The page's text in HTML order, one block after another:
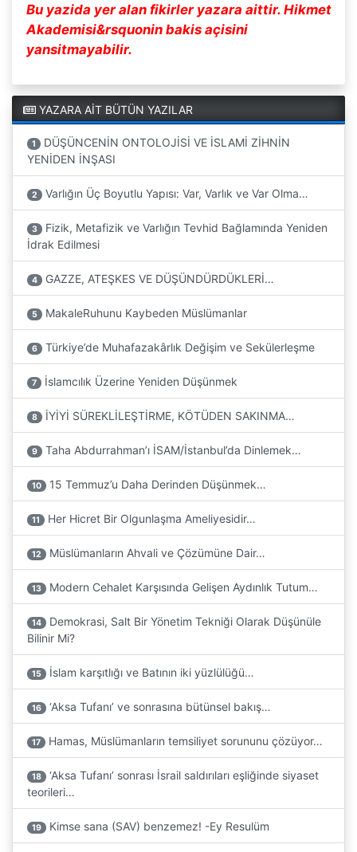
Bu yazida yer alan fikirler yazara aittir. Hikmet
Akademisi&rsquonin bakis açisini
yansitmayabilir.
YAZARA AİT BÜTÜN YAZILAR
1
DÜŞÜNCENİN ONTOLOJİSİ VE İSLAMİ ZİHNİN
YENİDEN İNŞASI
2 Varlığın Üç Boyutlu Yapısı: Var, Varlık ve Var Olma…
3
Fizik, Metafizik ve Varlığın Tevhid Bağlamında Yeniden
İdrak Edilmesi
4 GAZZE, ATEŞKES VE DÜŞÜNDÜRDÜKLERİ…
5 MakaleRuhunu Kaybeden Müslümanlar
6 Türkiye’de Muhafazakârlık Değişim ve Sekülerleşme
7 İslamcılık Üzerine Yeniden Düşünmek
8 İYİYİ SÜREKLİLEŞTİRME, KÖTÜDEN SAKINMA…
9 Taha Abdurrahman’ı İSAM/İstanbul’da Dinlemek…
10 15 Temmuz’u Daha Derinden Düşünmek…
11 Her Hicret Bir Olgunlaşma Ameliyesidir…
12 Müslümanların Ahvali ve Çözümüne Dair…
13 Modern Cehalet Karşısında Gelişen Aydınlık Tutum…
14
Demokrasi, Salt Bir Yönetim Tekniği Olarak Düşünüle
Bilinir Mi?
15 İslam karşıtlığı ve Batının iki yüzlülüğü…
16 ‘Aksa Tufanı’ ve sonrasına bütünsel bakış…
17 Hamas, Müslümanların temsiliyet sorununu çözüyor…
18
‘Aksa Tufanı’ sonrası İsrail saldırıları eşliğinde siyaset
teorileri…
19 Kimse sana (SAV) benzemez! -Ey Resulüm